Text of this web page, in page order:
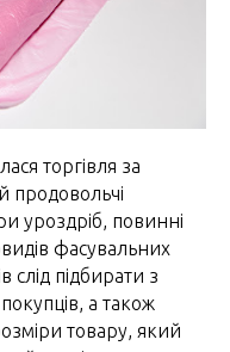
торгівля за
продовольчі
уроздріб, повинні
фасувальних
слід підбирати з
а також
товару, який